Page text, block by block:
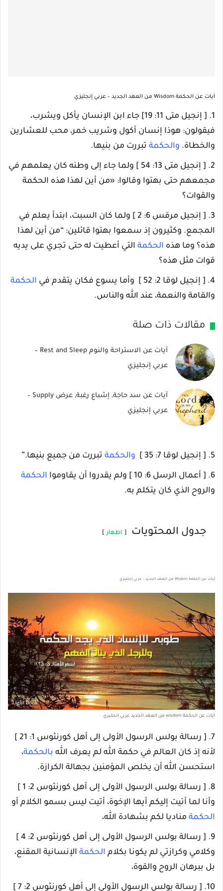
آيات عن الحكمة Wisdom من العهد الجديد – عربي إنجليزي
1. [ إنجيل متى 11: 19] جاء ابن الإنسان يأكل ويشرب،
فيقولون: هوذا إنسان أكول وشريب خمر، محب للعشارين
والخطاة. والحكمة تبررت من بنيها.
2. [ إنجيل متى 13: 54 ] ولما جاء إلى وطنه كان يعلمهم في
مجمعهم حتى بهتوا وقالوا: «من أين لهذا هذه الحكمة
والقوات؟
3. [ إنجيل مرقس 6: 2 ] ولما كان السبت، ابتدأ يعلم في
المجمع. وكثيرون إذ سمعوا بهتوا قائلين: “من أين لهذا
هذه؟ وما هذه الحكمة التي أعطيت له حتى تجري على يديه
قوات مثل هذه؟
4. [ إنجيل لوقا 2: 52 ] وأما يسوع فكان يتقدم في
الحكمة
والقامة والنعمة، عند الله والناس.
مقالات ذات صلة
آيات عن الاستراحة والنوم Rest and Sleep –
عربي إنجليزي
آيات عن سد حاجة, إشباع رغبة, عرض Supply –
عربي إنجليزي
5. [ إنجيل لوقا 7: 35 ] والحكمة تبررت من جميع بنيها.”
6. [ أعمال الرسل 6: 10 ] ولم يقدروا أن يقاوموا
الحكمة
والروح الذي كان يتكلم به.
جدول المحتويات اظهار
آيات عن الحكمة Wisdom من العهد الجديد – عربي إنجليزي
آيات عن الحكمة wisdom من العهد الجديد عربي إنجليزي
7. [ رسالة بولس الرسول الأولى إلى أهل كورنثوس 1: 21 ]
لأنه إذ كان العالم في حكمة الله لم يعرف الله بالحكمة،
استحسن الله أن يخلص المؤمنين بجهالة الكرازة.
8. [ رسالة بولس الرسول الأولى إلى أهل كورنثوس 2: 1 ]
وأنا لما أتيت إليكم أيها الإخوة، أتيت ليس بسمو الكلام أو
الحكمة مناديا لكم بشهادة الله،
9. [ رسالة بولس الرسول الأولى إلى أهل كورنثوس 2: 4 ]
وكلامي وكرازتي لم يكونا بكلام الحكمة الإنسانية المقنع،
بل ببرهان الروح والقوة،
10. [ رسالة بولس الرسول الأولى إلى أهل كورنثوس 2: 7 ]